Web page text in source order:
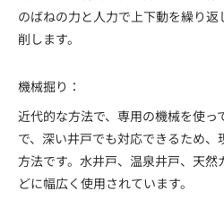
のばねの力と人力で上下動を繰り
削します。
機械掘り：
近代的な方法で、専用の機械を使っ
で、深い井戸でも対応できるため
方法です。水井戸、温泉井戸、天
どに幅広く使用されています。